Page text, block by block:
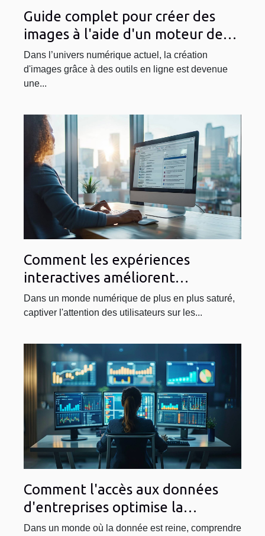
Guide complet pour créer des
images à l'aide d'un moteur de
recherche
Dans l’univers numérique actuel, la création
d'images grâce à des outils en ligne est devenue
une...
Comment les expériences
interactives améliorent
l'engagement des utilisateurs sur
les moteurs de recherche
Dans un monde numérique de plus en plus saturé,
captiver l'attention des utilisateurs sur les...
Comment l'accès aux données
d'entreprises optimise la
stratégie B2B
Dans un monde où la donnée est reine, comprendre